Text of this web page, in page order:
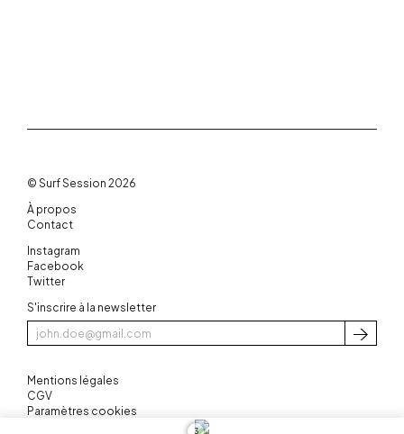
© Surf Session 2026
À propos
Contact
Instagram
Facebook
Twitter
S'inscrire à la newsletter
Mentions légales
CGV
Paramètres cookies
3